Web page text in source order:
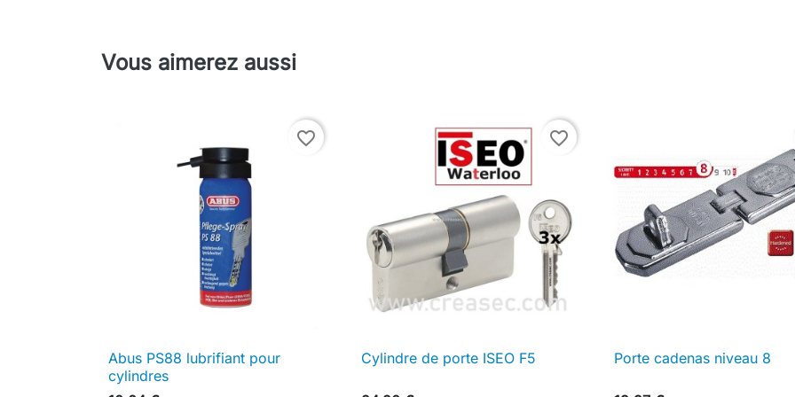
Vous aimerez aussi
favorite_border
 Aperçu rapide
Abus PS88 lubrifiant pour
cylindres
favorite_border
 Aperçu rapide
Cylindre de porte ISEO F5  Aperçu rapide
Porte cadenas niveau 8